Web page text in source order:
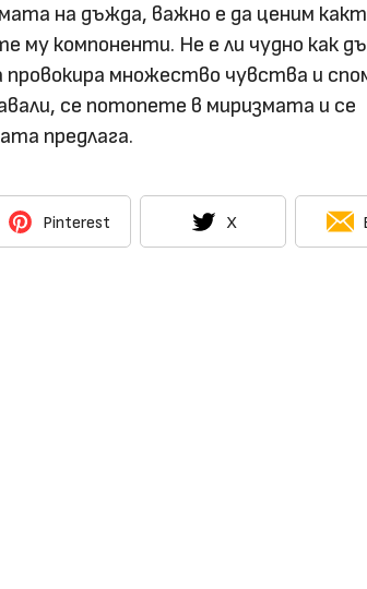
на дъжда, важно е да ценим
му компоненти. Не е ли чудно как
провокира множество чувства и
се потопете в миризмата и се
предлага.
Pinterest X